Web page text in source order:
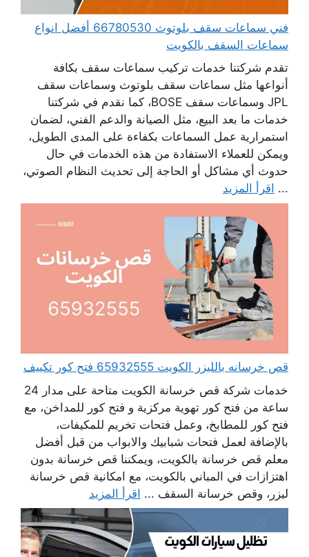
فني سماعات سقف بلوتوث 66780530 أفضل انواع
سماعات السقف بالكويت
تقدم شركتنا خدمات تركيب سماعات سقف بكافة
أنواعها مثل سماعات سقف بلوتوث وسماعات سقف
JPL وسماعات سقف BOSE، كما نقدم في شركتنا
خدمات ما بعد البيع، مثل الصيانة والدعم الفني، لضمان
استمرارية عمل السماعات بكفاءة على المدى الطويل،
ويمكن للعملاء الاستفادة من هذه الخدمات في حال
حدوث أي مشاكل أو الحاجة إلى تحديث النظام الصوتي،
... اقرأ المزيد
قص خرسانه بالليزر الكويت 65932555 فتح كور تكييف
خدمات شركة قص خرسانة الكويت متاحة على مدار 24
ساعة من فتح كور تهوية مركزية و فتح كور للمداخن، مع
فتح كور للمطابخ، وعمل فتحات تخريم للمكيفات،
بالإضافة لعمل فتحات شبابيك والابواب من قبل أفضل
معلم قص خرسانة بالكويت، ويمكننا قص خرسانة بدون
اهتزازات في المباني بالكويت، مع امكانية قص خرسانة
ليزر، وقص خرسانة السقف ... اقرأ المزيد